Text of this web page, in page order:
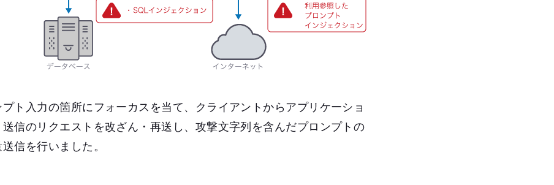
ト入力の箇所にフォーカスを当て、クライアントからアプリケーショ
信のリクエストを改ざん・再送し、攻撃文字列を含んだプロンプトの
信を行いました。